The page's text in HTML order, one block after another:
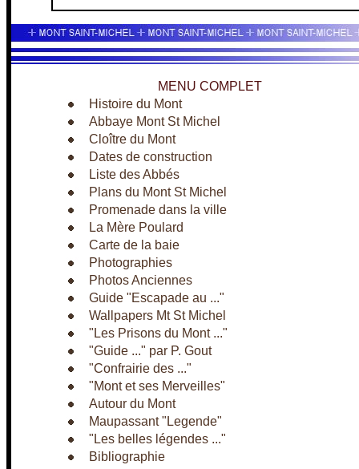
MENU COMPLET
Histoire du Mont
Abbaye Mont St Michel
Cloître du Mont
Dates de construction
Liste des Abbés
Plans du Mont St Michel
Promenade dans la ville
La Mère Poulard
Carte de la baie
Photographies
Photos Anciennes
Guide "Escapade au ..."
Wallpapers Mt St Michel
"Les Prisons du Mont ..."
"Guide ..." par P. Gout
"Confrairie des ..."
"Mont et ses Merveilles"
Autour du Mont
Maupassant "Legende"
"Les belles légendes ..."
Bibliographie